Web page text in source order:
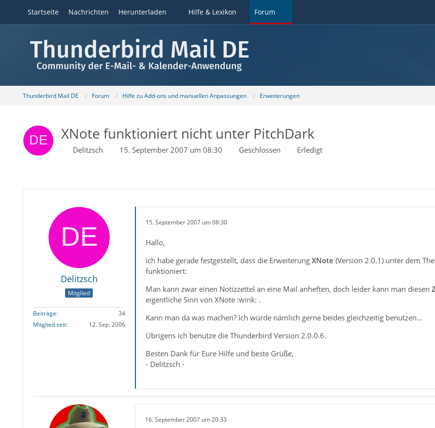
Startseite Nachrichten Herunterladen Hilfe & Lexikon Forum
Thunderbird Mail DE Forum Hilfe zu Add-ons und manuellen Anpassungen Erweiterungen
XNote funktioniert nicht unter PitchDark
Delitzsch 15. September 2007 um 08:30 Geschlossen Erledigt
Delitzsch
Mitglied
Beiträge
34
Mitglied seit
12. Sep. 2006
15. September 2007 um 08:30
Hallo,
ich habe gerade festgestellt, dass die Erweiterung XNote (Version 2.0.1) unter dem
funktioniert:
Man kann zwar einen Notizzettel an eine Mail anheften, doch leider kann man diesen
eigentliche Sinn von XNote :wink: .
Kann man da was machen? Ich würde nämlich gerne beides gleichzeitig benutzen...
Übrigens ich benutze die Thunderbird Version 2.0.0.6.
Besten Dank für Eure Hilfe und beste Grüße,
- Delitzsch -
16. September 2007 um 20:33